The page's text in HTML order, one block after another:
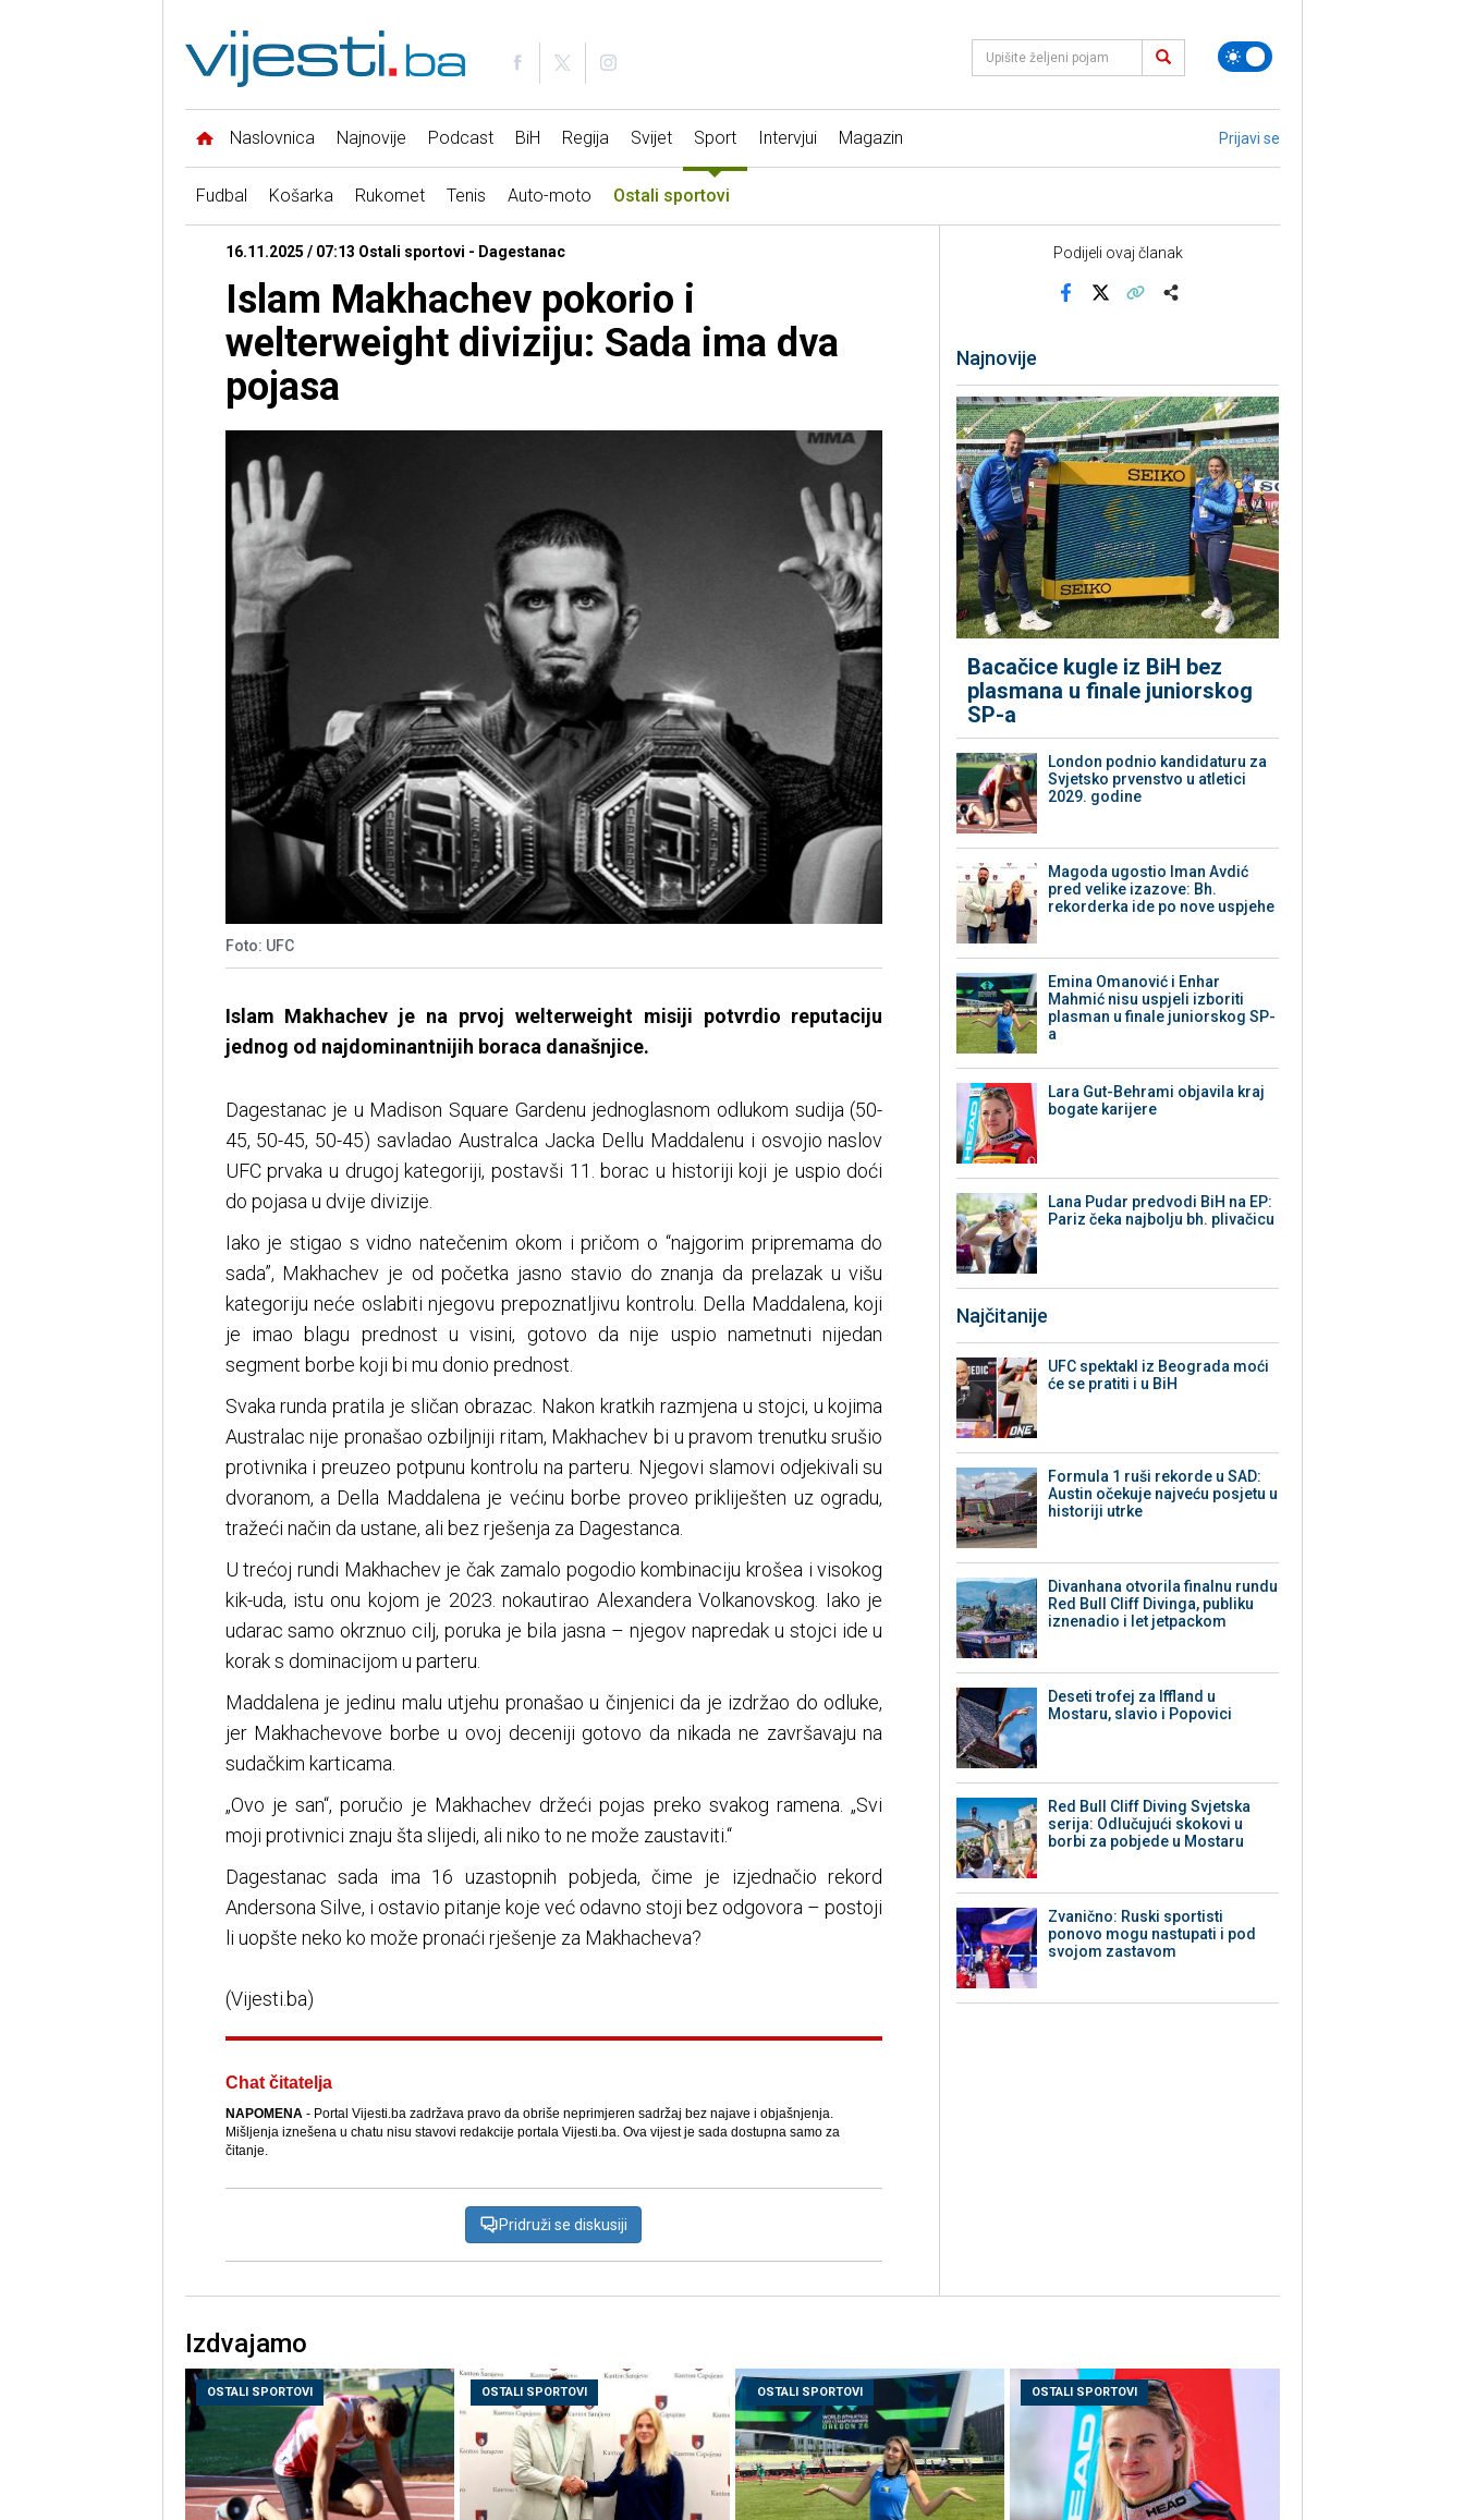
Naslovnica Najnovije Podcast BiH Regija Svijet Sport Intervjui Magazin Prijavi se
Fudbal Košarka Rukomet Tenis Auto-moto Ostali sportovi
16.11.2025 / 07:13 Ostali sportovi - Dagestanac
Islam Makhachev pokorio i
welterweight diviziju: Sada ima dva
pojasa
Foto: UFC
Islam Makhachev je na prvoj welterweight misiji potvrdio reputaciju
jednog od najdominantnijih boraca današnjice.
Dagestanac je u Madison Square Gardenu jednoglasnom odlukom sudija (50-
45, 50-45, 50-45) savladao Australca Jacka Dellu Maddalenu i osvojio naslov
UFC prvaka u drugoj kategoriji, postavši 11. borac u historiji koji je uspio doći
do pojasa u dvije divizije.
Iako je stigao s vidno natečenim okom i pričom o “najgorim pripremama do
sada”, Makhachev je od početka jasno stavio do znanja da prelazak u višu
kategoriju neće oslabiti njegovu prepoznatljivu kontrolu. Della Maddalena, koji
je imao blagu prednost u visini, gotovo da nije uspio nametnuti nijedan
segment borbe koji bi mu donio prednost.
Svaka runda pratila je sličan obrazac. Nakon kratkih razmjena u stojci, u kojima
Australac nije pronašao ozbiljniji ritam, Makhachev bi u pravom trenutku srušio
protivnika i preuzeo potpunu kontrolu na parteru. Njegovi slamovi odjekivali su
dvoranom, a Della Maddalena je većinu borbe proveo prikliješten uz ogradu,
tražeći način da ustane, ali bez rješenja za Dagestanca.
U trećoj rundi Makhachev je čak zamalo pogodio kombinaciju krošea i visokog
kik-uda, istu onu kojom je 2023. nokautirao Alexandera Volkanovskog. Iako je
udarac samo okrznuo cilj, poruka je bila jasna – njegov napredak u stojci ide u
korak s dominacijom u parteru.
Maddalena je jedinu malu utjehu pronašao u činjenici da je izdržao do odluke,
jer Makhachevove borbe u ovoj deceniji gotovo da nikada ne završavaju na
sudačkim karticama.
„Ovo je san“, poručio je Makhachev držeći pojas preko svakog ramena. „Svi
moji protivnici znaju šta slijedi, ali niko to ne može zaustaviti.“
Dagestanac sada ima 16 uzastopnih pobjeda, čime je izjednačio rekord
Andersona Silve, i ostavio pitanje koje već odavno stoji bez odgovora – postoji
li uopšte neko ko može pronaći rješenje za Makhacheva?
(Vijesti.ba)
Chat čitatelja
NAPOMENA- Portal Vijesti.ba zadržava pravo da obriše neprimjeren sadržaj bez najave i objašnjenja.
Mišljenja iznešena u chatu nisu stavovi redakcije portala Vijesti.ba. Ova vijest je sada dostupna samo za
čitanje.
Pridruži se diskusiji
Podijeli ovaj članak
Najnovije
Bacačice kugle iz BiH bez
plasmana u finale juniorskog
SP-a
London podnio kandidaturu za
Svjetsko prvenstvo u atletici
2029. godine
Magoda ugostio Iman Avdić
pred velike izazove: Bh.
rekorderka ide po nove uspjehe
Emina Omanović i Enhar
Mahmić nisu uspjeli izboriti
plasman u finale juniorskog SP-
a
Lara Gut-Behrami objavila kraj
bogate karijere
Lana Pudar predvodi BiH na EP:
Pariz čeka najbolju bh. plivačicu
Najčitanije
UFC spektakl iz Beograda moći
će se pratiti i u BiH
Formula 1 ruši rekorde u SAD:
Austin očekuje najveću posjetu u
historiji utrke
Divanhana otvorila finalnu rundu
Red Bull Cliff Divinga, publiku
iznenadio i let jetpackom
Deseti trofej za Iffland u
Mostaru, slavio i Popovici
Red Bull Cliff Diving Svjetska
serija: Odlučujući skokovi u
borbi za pobjede u Mostaru
Zvanično: Ruski sportisti
ponovo mogu nastupati i pod
svojom zastavom
Izdvajamo
OSTALI SPORTOVI OSTALI SPORTOVI OSTALI SPORTOVI OSTALI SPORTOVI